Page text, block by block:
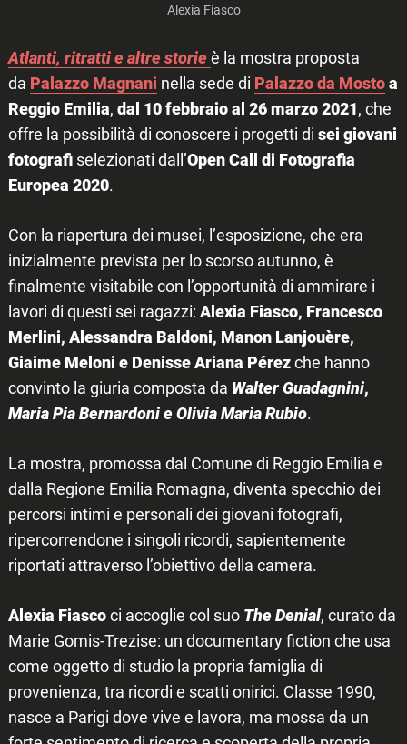
Alexia Fiasco
Atlanti, ritratti e altre storie è la mostra proposta
da Palazzo Magnani nella sede di Palazzo da Mostoa
Reggio Emilia, dal 10 febbraio al 26 marzo 2021, che
offre la possibilità di conoscere i progetti di sei giovani
fotografi selezionati dall’Open Call di Fotografia
Europea 2020.
Con la riapertura dei musei, l’esposizione, che era
inizialmente prevista per lo scorso autunno, è
finalmente visitabile con l’opportunità di ammirare i
lavori di questi sei ragazzi: Alexia Fiasco, Francesco
Merlini, Alessandra Baldoni, Manon Lanjouère,
Giaime Meloni e Denisse Ariana Pérezche hanno
convinto la giuria composta da Walter Guadagnini,
Maria Pia Bernardoni e Olivia Maria Rubio.
La mostra, promossa dal Comune di Reggio Emilia e
dalla Regione Emilia Romagna, diventa specchio dei
percorsi intimi e personali dei giovani fotografi,
ripercorrendone i singoli ricordi, sapientemente
riportati attraverso l’obiettivo della camera.
Alexia Fiascoci accoglie col suo The Denial, curato da
Marie Gomis-Trezise: un documentary fiction che usa
come oggetto di studio la propria famiglia di
provenienza, tra ricordi e scatti onirici. Classe 1990,
nasce a Parigi dove vive e lavora, ma mossa da un